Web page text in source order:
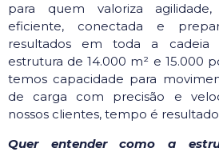
para quem valoriza
eficiente, conectada e
resultados em toda a cadeia
estrutura de 14.000 m² e 15.000
temos capacidade para
de carga com precisão e
nossos clientes, tempo é
Quer entender como a